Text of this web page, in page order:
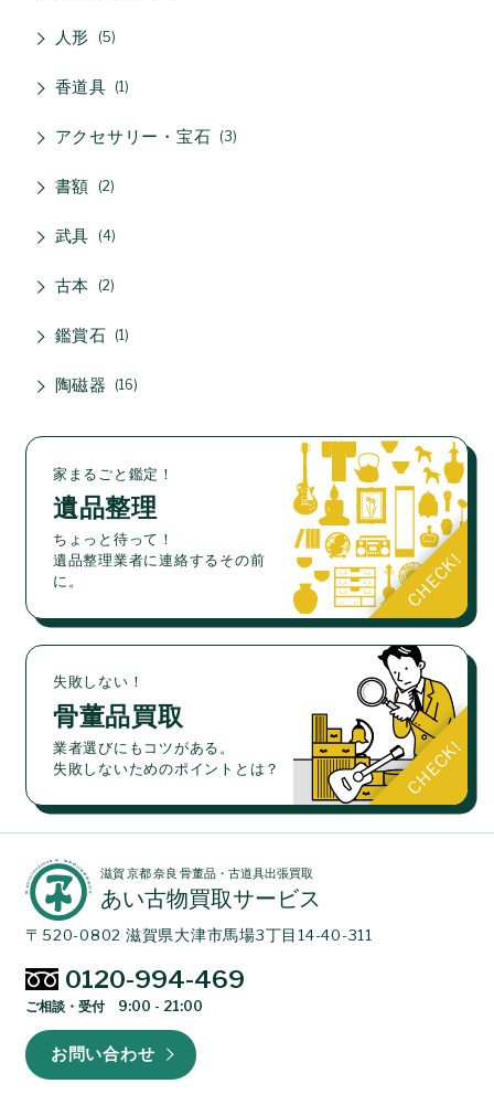
人形 5
香道具 1
アクセサリー・宝石 3
書額 2
武具 4
古本 2
鑑賞石 1
陶磁器 16
家まるごと鑑定！
遺品整理
ちょっと待って！
遺品整理業者に連絡するその前
に。
失敗しない！
骨董品買取
業者選びにもコツがある。
失敗しないためのポイントとは？
滋賀 京都 奈良 骨董品・古道具出張買取
あい古物買取サービス
〒520-0802 滋賀県大津市馬場3丁目14-40-311
0120-994-469
ご相談・受付 9:00 - 21:00
お問い合わせ